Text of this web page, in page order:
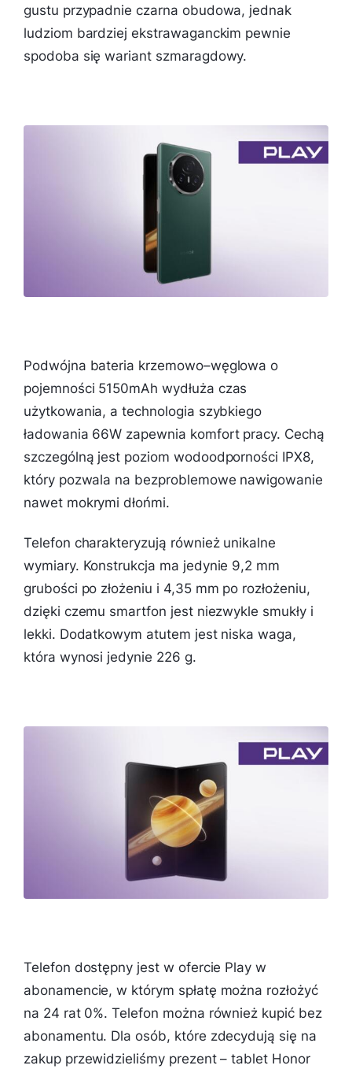
gustu przypadnie czarna obudowa, jednak
ludziom bardziej ekstrawaganckim pewnie
spodoba się wariant szmaragdowy.
Podwójna bateria krzemowo–węglowa o
pojemności 5150mAh wydłuża czas
użytkowania, a technologia szybkiego
ładowania 66W zapewnia komfort pracy. Cechą
szczególną jest poziom wodoodporności IPX8,
który pozwala na bezproblemowe nawigowanie
nawet mokrymi dłońmi.
Telefon charakteryzują również unikalne
wymiary. Konstrukcja ma jedynie 9,2 mm
grubości po złożeniu i 4,35 mm po rozłożeniu,
dzięki czemu smartfon jest niezwykle smukły i
lekki. Dodatkowym atutem jest niska waga,
która wynosi jedynie 226 g.
Telefon dostępny jest w ofercie Play w
abonamencie, w którym spłatę można rozłożyć
na 24 rat 0%. Telefon można również kupić bez
abonamentu. Dla osób, które zdecydują się na
zakup przewidzieliśmy prezent – tablet Honor